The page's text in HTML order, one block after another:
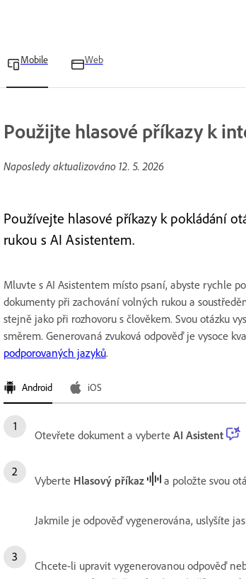
Mobile Web
Použijte hlasové příkazy k
Naposledy aktualizováno 12. 5. 2026
Používejte hlasové příkazy k pokládání
rukou s AI Asistentem.
Mluvte s AI Asistentem místo psaní, abyste rychle
dokumenty při zachování volných rukou a
stejně jako při rozhovoru s člověkem. Svou otázku
směrem. Generovaná zvuková odpověď je vysoce
podporovaných jazyků.
Android iOS
Otevřete dokument a vyberte AI Asistent
Vyberte Hlasový příkaz a položte svou
Jakmile je odpověď vygenerována, uslyšíte
Chcete-li upravit vygenerovanou odpověď